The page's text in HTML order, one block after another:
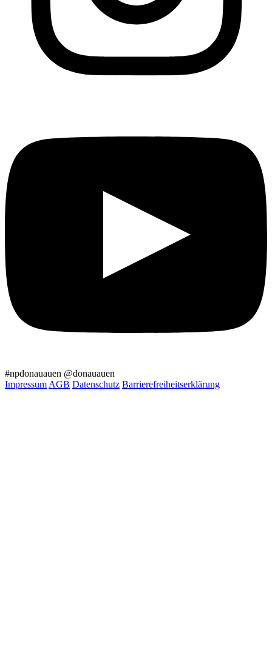
#npdonauauen @donauauen
Impressum AGB Datenschutz Barrierefreiheitserklärung